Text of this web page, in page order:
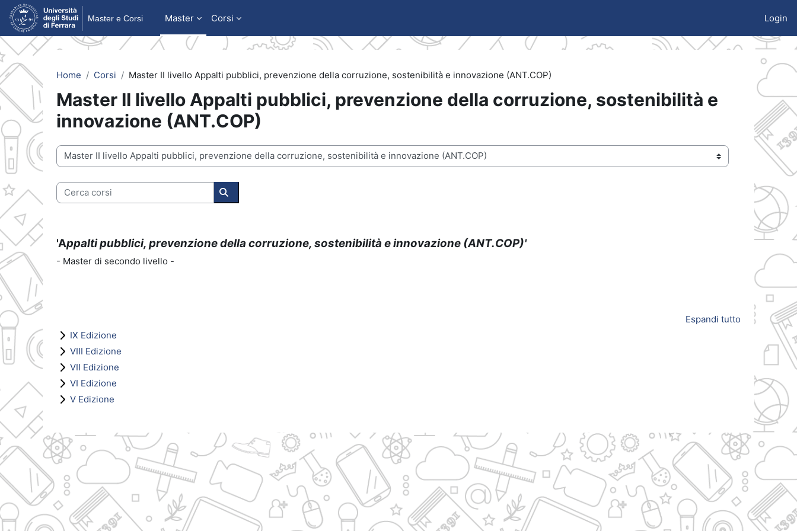
Vai al contenuto principale
Master
Corsi Login
Home Corsi Master II livello Appalti pubblici, prevenzione della corruzione, sostenibilità e innovazione (ANT.COP)
Master II livello Appalti pubblici, prevenzione della corruzione, sostenibilità e
innovazione (ANT.COP)
Categorie di corso
Cerca corsi
Cerca corsi
'Appalti pubblici, prevenzione della corruzione, sostenibilità e innovazione (ANT.COP)'
- Master di secondo livello -
Espandi tutto
IX Edizione
VIII Edizione
VII Edizione
VI Edizione
V Edizione